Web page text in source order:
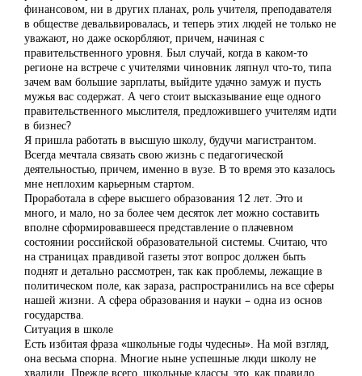
финансовом, ни в других планах, роль учителя, преподавателя
в обществе девальвировалась, и теперь этих людей не только не
уважают, но даже оскорбляют, причем, начиная с
правительственного уровня. Был случай, когда в каком-то
регионе на встрече с учителями чиновник ляпнул что-то, типа
зачем вам большие зарплаты, выйдите удачно замуж и пусть
мужья вас содержат. А чего стоит высказывание еще одного
правительственного мыслителя, предложившего учителям идти
в бизнес?
Я пришла работать в высшую школу, будучи магистрантом.
Всегда мечтала связать свою жизнь с педагогической
деятельностью, причем, именно в вузе. В то время это казалось
мне неплохим карьерным стартом.
Проработала в сфере высшего образования 12 лет. Это и
много, и мало, но за более чем десяток лет можно составить
вполне сформировавшееся представление о плачевном
состоянии российской образовательной системы. Считаю, что
на страницах правдивой газеты этот вопрос должен быть
поднят и детально рассмотрен, так как проблемы, лежащие в
политическом поле, как зараза, распространились на все сферы
нашей жизни. А сфера образования и науки – одна из основ
государства.
Ситуация в школе
Есть избитая фраза «школьные годы чудесны». На мой взгляд,
она весьма спорна. Многие ныне успешные люди школу не
хвалили. Прежде всего, школьные классы, это, как правило,